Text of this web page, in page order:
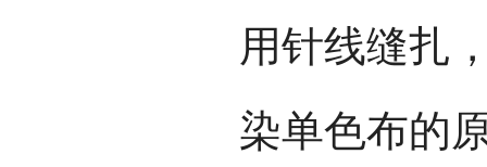
用针线缝扎
染单色布的